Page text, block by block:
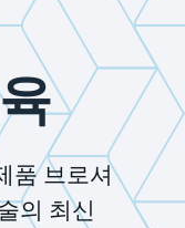
품 브로셔
의 최신